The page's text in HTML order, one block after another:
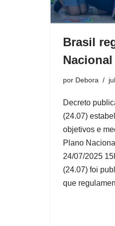
Brasil
por Debora
Decreto
(24.07)
objetivos e
Plano
24/07/2025
(24.07) foi
que